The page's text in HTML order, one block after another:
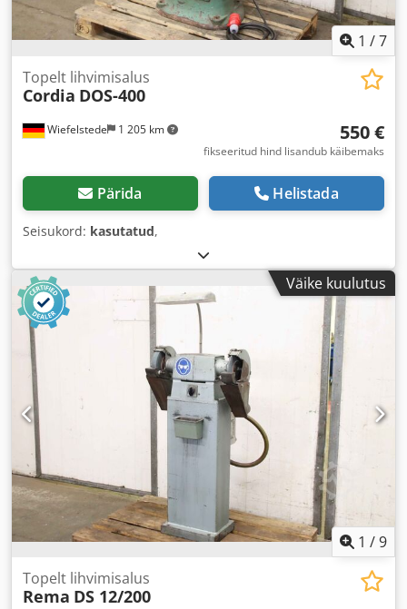
1 /7
Wiefelstede 1 205 km
Topelt lihvimisalus
Cordia DOS-400
550 €
fikseeritud hind lisandub käibemaks
Pärida Helistada
Seisukord: kasutatud,
Väike kuulutus
1 /9
Topelt lihvimisalus
Rema DS 12/200